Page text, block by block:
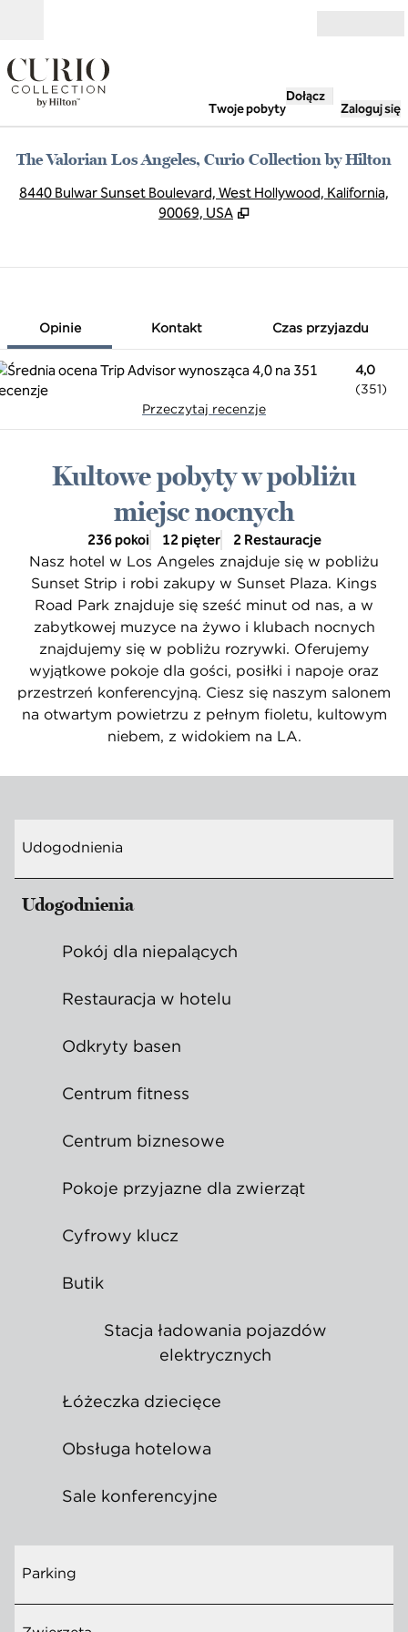
Twoje pobyty
Dołącz
Zaloguj się
The Valorian Los Angeles, Curio Collection by Hilton
8440 Bulwar Sunset Boulevard, West Hollywood, Kalifornia,
90069, USA
Opinie Kontakt
Czas przyjazdu
4,0
(351)
Przeczytaj recenzje
Kultowe pobyty w pobliżu
miejsc nocnych
236 pokoi 12 pięter 2 Restauracje
Nasz hotel w Los Angeles znajduje się w pobliżu
Sunset Strip i robi zakupy w Sunset Plaza. Kings
Road Park znajduje się sześć minut od nas, a w
zabytkowej muzyce na żywo i klubach nocnych
znajdujemy się w pobliżu rozrywki. Oferujemy
wyjątkowe pokoje dla gości, posiłki i napoje oraz
przestrzeń konferencyjną. Ciesz się naszym salonem
na otwartym powietrzu z pełnym fioletu, kultowym
niebem, z widokiem na LA.
Udogodnienia
Udogodnienia
Pokój dla niepalących
Restauracja w hotelu
Odkryty basen
Centrum fitness
Centrum biznesowe
Pokoje przyjazne dla zwierząt
Cyfrowy klucz
Butik
Stacja ładowania pojazdów
elektrycznych
Łóżeczka dziecięce
Obsługa hotelowa
Sale konferencyjne
Parking